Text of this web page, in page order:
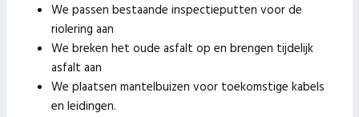
We passen bestaande inspectieputten voor de
riolering aan
We breken het oude asfalt op en brengen tijdelijk
asfalt aan
We plaatsen mantelbuizen voor toekomstige kabels
en leidingen.